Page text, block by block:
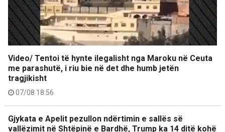
Video/ Tentoi të hynte ilegalisht nga Maroku në Ceuta
me parashutë, i riu bie në det dhe humb jetën
tragjikisht
07/08 18:56
Gjykata e Apelit pezullon ndërtimin e sallës së
vallëzimit në Shtëpinë e Bardhë, Trump ka 14 ditë kohë